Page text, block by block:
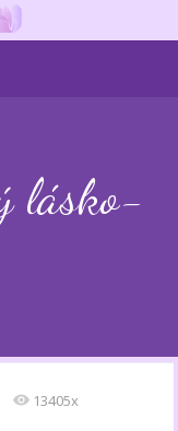
lásko-
13405x